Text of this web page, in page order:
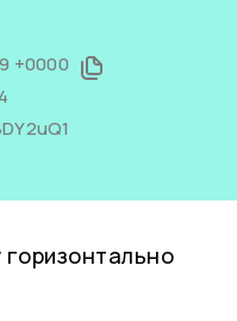
+0000
горизонтально